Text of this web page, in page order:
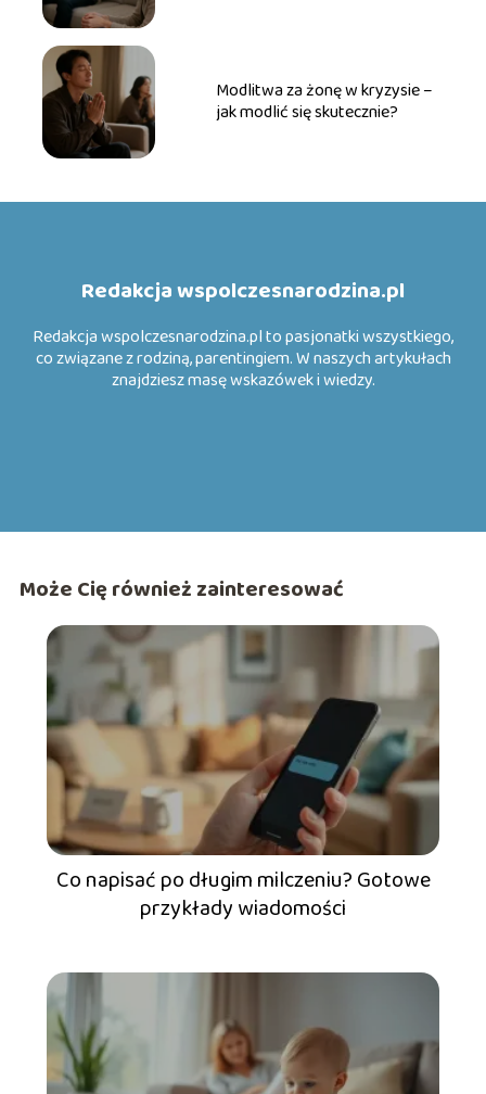
Modlitwa za żonę w kryzysie –
jak modlić się skutecznie?
Redakcja wspolczesnarodzina.pl
Redakcja wspolczesnarodzina.pl to pasjonatki wszystkiego,
co związane z rodziną, parentingiem. W naszych artykułach
znajdziesz masę wskazówek i wiedzy.
Może Cię również zainteresować
Co napisać po długim milczeniu? Gotowe
przykłady wiadomości